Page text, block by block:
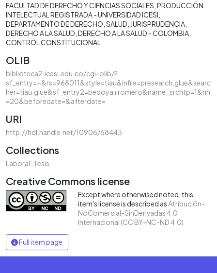
FACULTAD DE DERECHO Y CIENCIAS SOCIALES PRODUCCIÓN
INTELECTUAL REGISTRADA - UNIVERSIDAD ICESI
DEPARTAMENTO DE DERECHO SALUD JURISPRUDENCIA
DERECHO A LA SALUD DERECHO A LA SALUD - COLOMBIA
CONTROL CONSTITUCIONAL
OLIB
biblioteca2.icesi.edu.co/cgi-olib/?
sf_entry=+&rs=968011&style=tiau&infile=presearch.glue&searc
her=tiau.glue&sf_entry2=bedoya+romero&name_srchtp=1&nh
=20&beforedate=&afterdate=
URI
http://hdl.handle.net/10906/68443
Collections
Laboral-Tesis
Creative Commons license
Except where otherwised noted, this
item's license is described asAtribución-
NoComercial-SinDerivadas 4.0
Internacional (CC BY-NC-ND 4.0)
Full item page